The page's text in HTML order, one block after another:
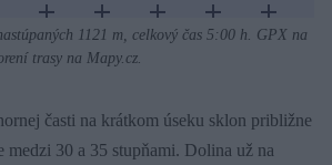
1121 m, celkový čas 5:00 h. GPX na
trasy na Mapy.cz.
časti na krátkom úseku sklon približne
medzi 30 a 35 stupňami. Dolina už na